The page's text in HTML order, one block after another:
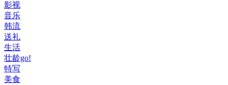
影视
音乐
韩流
送礼
生活
壮龄go!
特写
美食